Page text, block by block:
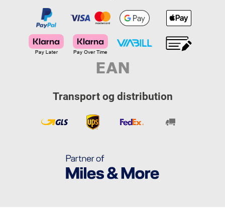
Transport og distribution